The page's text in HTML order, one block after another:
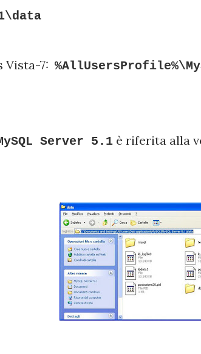
Vista-7:
Server 5.1 è riferita alla